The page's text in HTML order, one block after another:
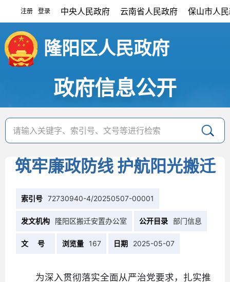
注册 登录 中央人民政府 云南省人民政府 保山市人
隆阳区人民政府
政府信息公开
筑牢廉政防线 护航阳光搬迁
索引号 72730940-4/20250507-00001
发文机构 隆阳区搬迁安置办公室 公开目录 部门信息
文 号 浏览量 167 日期 2025-05-07
为深入贯彻落实全面从严治党要求，扎实推